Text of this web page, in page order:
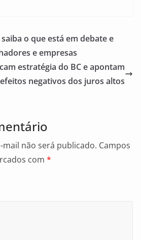
e o que está em debate e
e empresas
estratégia do BC e apontam
efeitos negativos dos juros altos
mail não será publicado. Campos
com *